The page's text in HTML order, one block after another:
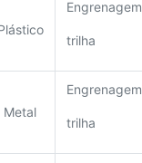
Engrenagem
trilha
Metal
Engrenagem
trilha